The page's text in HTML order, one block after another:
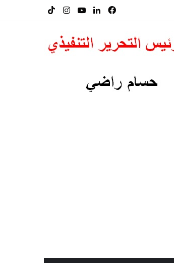
فيسبوكلينكدإن‫YouTube
انستقرام